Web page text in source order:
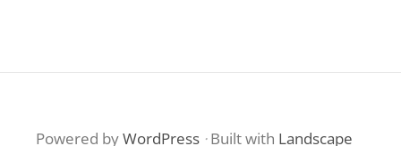
Powered byWordPress ·Built with Landscape